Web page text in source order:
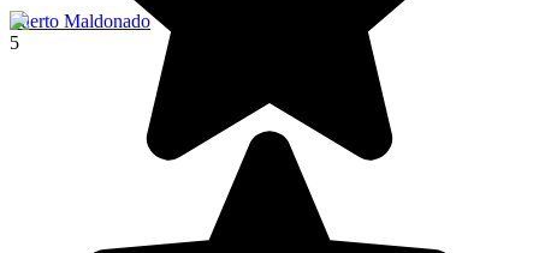
Puerto Maldonado
5